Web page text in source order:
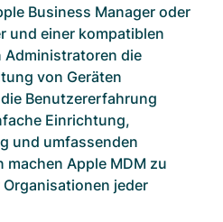
Business Manager oder
und einer kompatiblen
Administratoren die
von Geräten
Benutzererfahrung
Einrichtung,
und umfassenden
Apple MDM zu
jeder